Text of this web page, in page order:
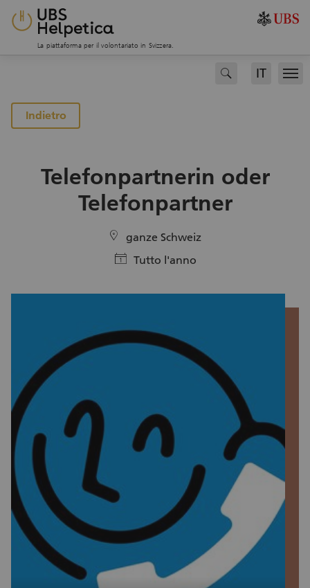
La piattaforma per il volontariato in Svizzera.
search IT
Indietro
Telefonpartnerin oder
Telefonpartner
location ganze Schweiz
calendar Tutto l'anno